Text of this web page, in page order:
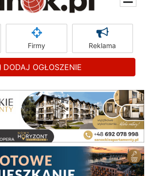
Firmy Reklama
DODAJ OGŁOSZENIE